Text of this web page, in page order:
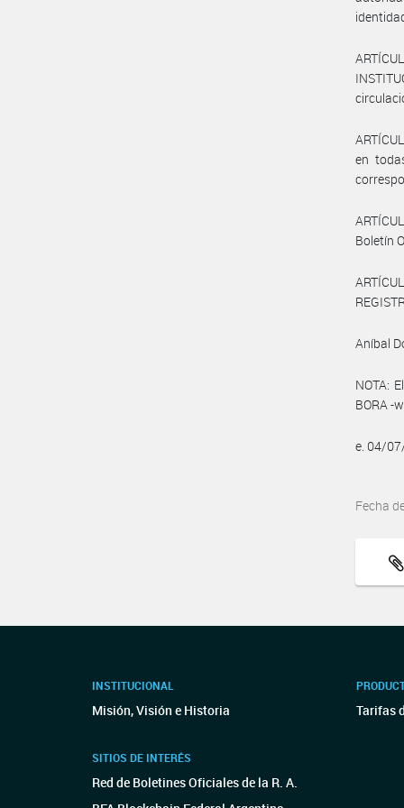
en
Boletín
Aníbal
NOTA:
BORA -
e. 04/
Fecha
INSTITUCIONAL
Misión, Visión e Historia
SITIOS DE INTERÉS
Red de Boletines Oficiales de la R. A.
Tarifas